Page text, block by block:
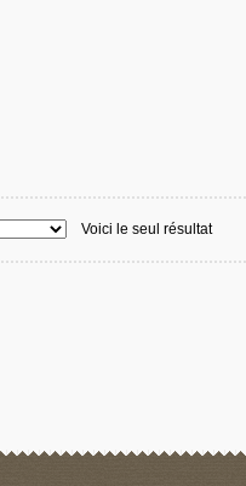
Voici le seul résultat